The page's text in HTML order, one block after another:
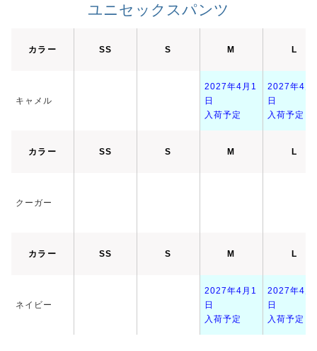
ユニセックスパンツ
カラー SS S M L
キャメル
2027年4月1
日
入荷予定
2027年4月
日
入荷予定
カラー SS S M L
クーガー
カラー SS S M L
ネイビー
2027年4月1
日
入荷予定
2027年4月
日
入荷予定